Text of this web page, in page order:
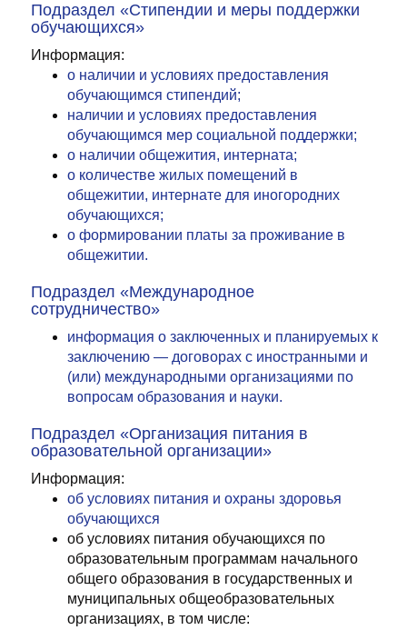
Подраздел «Стипендии и меры поддержки
обучающихся»
Информация:
о наличии и условиях предоставления
обучающимся стипендий;
наличии и условиях предоставления
обучающимся мер социальной поддержки;
о наличии общежития, интерната;
о количестве жилых помещений в
общежитии, интернате для иногородних
обучающихся;
о формировании платы за проживание в
общежитии.
Подраздел «Международное
сотрудничество»
информация о заключенных и планируемых к
заключению — договорах с иностранными и
(или) международными организациями по
вопросам образования и науки.
Подраздел «Организация питания в
образовательной организации»
Информация:
об условиях питания и охраны здоровья
обучающихся
об условиях питания обучающихся по
образовательным программам начального
общего образования в государственных и
муниципальных общеобразовательных
организациях, в том числе: